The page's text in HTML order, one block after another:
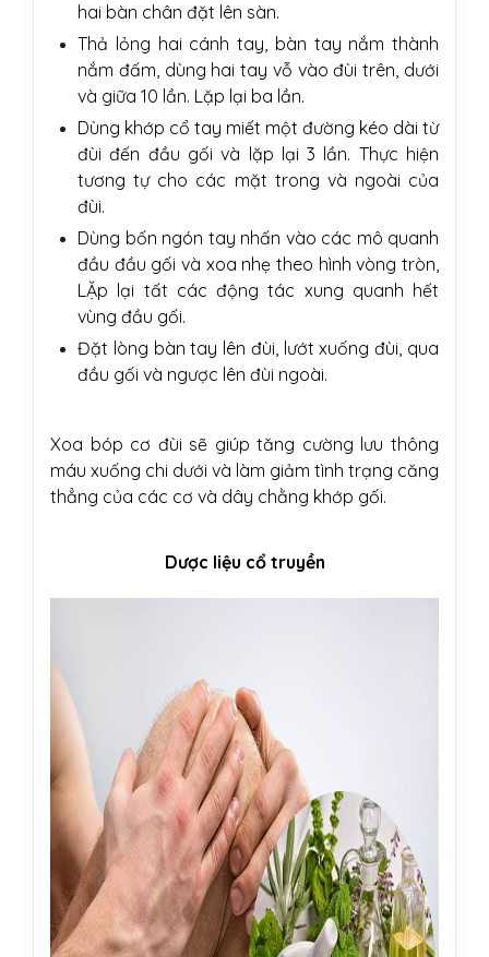
hai bàn chân đặt lên sàn.
Thả lỏng hai cánh tay, bàn tay nắm thành
nắm đấm, dùng hai tay vỗ vào đùi trên, dưới
và giữa 10 lần. Lặp lại ba lần.
Dùng khớp cổ tay miết một đường kéo dài từ
đùi đến đầu gối và lặp lại 3 lần. Thực hiện
tương tự cho các mặt trong và ngoài của
đùi.
Dùng bốn ngón tay nhấn vào các mô quanh
đầu đầu gối và xoa nhẹ theo hình vòng tròn,
LẶp lại tất các động tác xung quanh hết
vùng đầu gối.
Đặt lòng bàn tay lên đùi, lướt xuống đùi, qua
đầu gối và ngược lên đùi ngoài.
Xoa bóp cơ đùi sẽ giúp tăng cường lưu thông
máu xuống chi dưới và làm giảm tình trạng căng
thẳng của các cơ và dây chằng khớp gối.
Dược liệu cổ truyền